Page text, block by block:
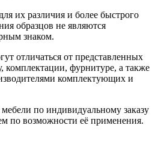
их различия и более быстрого
образцов не являются
знаком.
отличаться от представленных
комплектации, фурнитуре, а также
комплектующих и
по индивидуальному заказу
по возможности её применения.